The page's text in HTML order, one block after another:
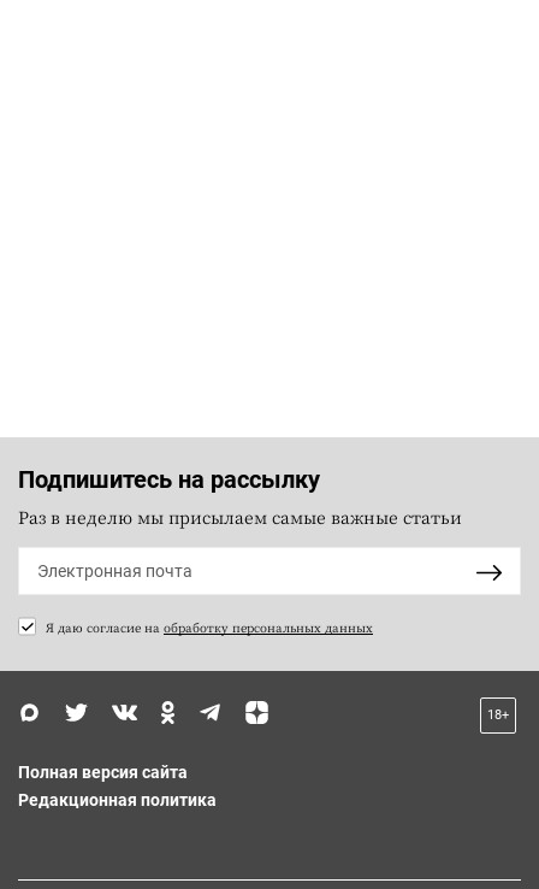
Подпишитесь на рассылку
Раз в неделю мы присылаем самые важные статьи
Я даю согласие на обработку персональных данных
18+
Полная версия сайта
Редакционная политика